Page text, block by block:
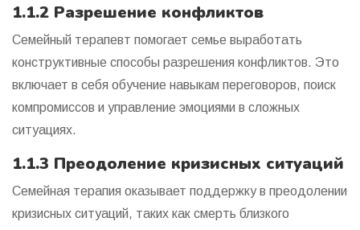
1.1.2 Разрешение конфликтов
Семейный терапевт помогает семье выработать
конструктивные способы разрешения конфликтов. Это
включает в себя обучение навыкам переговоров, поиск
компромиссов и управление эмоциями в сложных
ситуациях.
1.1.3 Преодоление кризисных ситуаций
Семейная терапия оказывает поддержку в преодолении
кризисных ситуаций, таких как смерть близкого